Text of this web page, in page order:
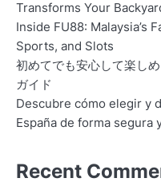
Transforms Your
Inside FU88: Malaysia’s
Sports, and Slots
初めてでも安心して楽し
ガイド
Descubre cómo elegir y
España de forma segura
Recent